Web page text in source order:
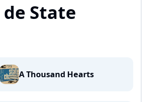
State
A Thousand Hearts